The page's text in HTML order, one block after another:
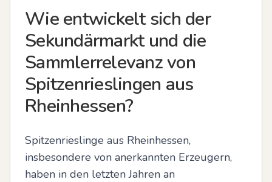
Wie entwickelt sich der
Sekundärmarkt und die
Sammlerrelevanz von
Spitzenrieslingen aus
Rheinhessen?
Spitzenrieslinge aus Rheinhessen,
insbesondere von anerkannten Erzeugern,
haben in den letzten Jahren an